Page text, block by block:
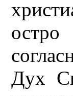
Дух